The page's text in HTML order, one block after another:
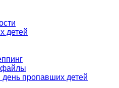
детей
пропавших детей